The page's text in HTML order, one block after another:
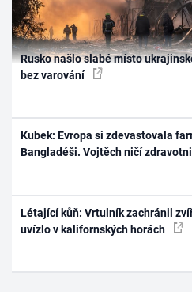
Rusko našlo slabé místo
bez varování
Kubek: Evropa si zdevastovala
Bangladéši. Vojtěch ničí
Létající kůň: Vrtulník zachránil
uvízlo v kalifornských horách